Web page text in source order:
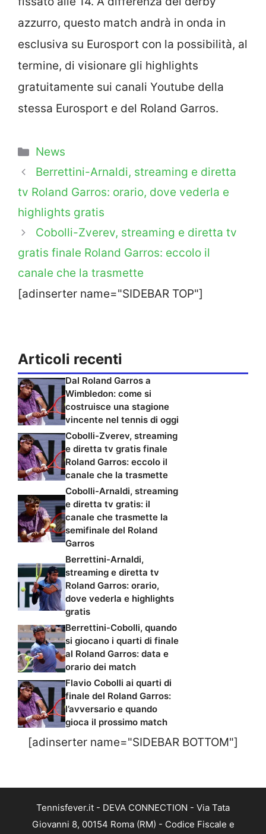
azzurro, questo match andrà in onda in
esclusiva su Eurosport con la possibilità, al
termine, di visionare gli highlights
gratuitamente sui canali Youtube della
stessa Eurosport e del Roland Garros.
Categorie
News
Berrettini-Arnaldi, streaming e diretta
tv Roland Garros: orario, dove vederla e
highlights gratis
Cobolli-Zverev, streaming e diretta tv
gratis finale Roland Garros: eccolo il
canale che la trasmette
[adinserter name="SIDEBAR TOP"]
Articoli recenti
Dal Roland Garros a
Wimbledon: come si
costruisce una stagione
vincente nel tennis di oggi
Cobolli-Zverev, streaming
e diretta tv gratis finale
Roland Garros: eccolo il
canale che la trasmette
Cobolli-Arnaldi, streaming
e diretta tv gratis: il
canale che trasmette la
semifinale del Roland
Garros
Berrettini-Arnaldi,
streaming e diretta tv
Roland Garros: orario,
dove vederla e highlights
gratis
Berrettini-Cobolli, quando
si giocano i quarti di finale
al Roland Garros: data e
orario dei match
Flavio Cobolli ai quarti di
finale del Roland Garros:
l’avversario e quando
gioca il prossimo match
[adinserter name="SIDEBAR BOTTOM"]
Tennisfever.it - DEVA CONNECTION - Via Tata
Giovanni 8, 00154 Roma (RM) - Codice Fiscale e